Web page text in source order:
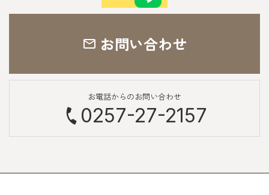
お問い合わせ
お電話からのお問い合わせ
0257-27-2157